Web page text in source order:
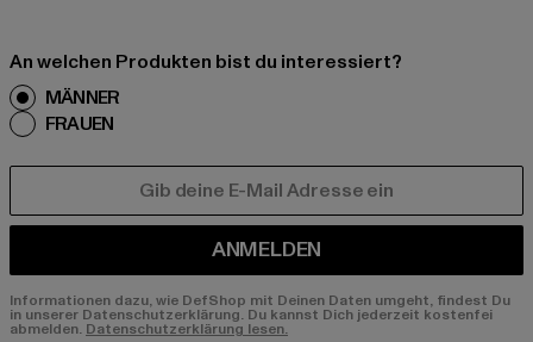
An welchen Produkten bist du interessiert?
MÄNNER
FRAUEN
ANMELDEN
Informationen dazu, wie DefShop mit Deinen Daten umgeht, findest Du
in unserer Datenschutzerklärung. Du kannst Dich jederzeit kostenfei
abmelden. Datenschutzerklärung lesen.